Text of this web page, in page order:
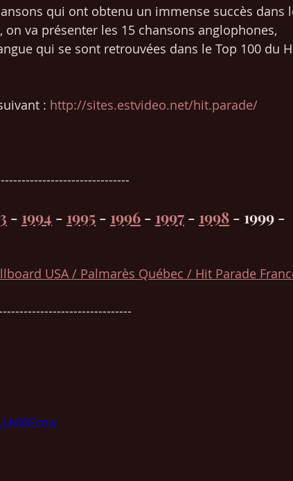
Cinéma Mangas / animés japonais SEO / Marketing Web
qui ont obtenu un immense succès dans
on va présenter les 15 chansons anglophones,
qui se sont retrouvées dans le Top 100 du
: http://sites.estvideo.net/hit.parade/
- 1994 - 1995 - 1996 - 1997 - 1998 - 1999 -
USA / Palmarès Québec / Hit Parade